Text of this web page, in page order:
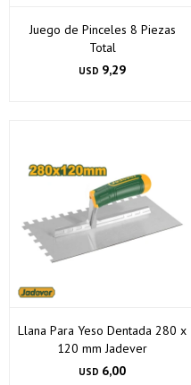
Juego de Pinceles 8 Piezas
Total
USD 9,29
Llana Para Yeso Dentada 280 x
120 mm Jadever
USD 6,00